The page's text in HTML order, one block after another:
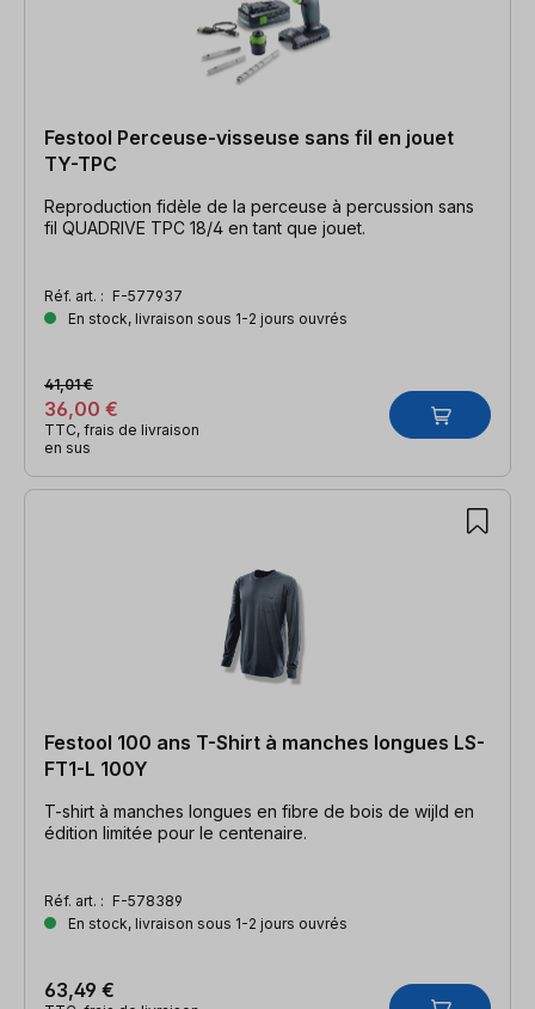
Festool Perceuse-visseuse sans fil en jouet
TY-TPC
Reproduction fidèle de la perceuse à percussion sans
fil QUADRIVE TPC 18/4 en tant que jouet.
Réf. art. : F-577937
En stock, livraison sous 1-2 jours ouvrés
36,00 €
41,01 €
TTC, frais de livraison
en sus
Festool 100 ans T-Shirt à manches longues LS-
FT1-L 100Y
T-shirt à manches longues en fibre de bois de wijld en
édition limitée pour le centenaire.
Réf. art. : F-578389
En stock, livraison sous 1-2 jours ouvrés
63,49 €